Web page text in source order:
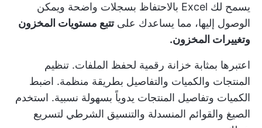
يسمح لك Excel بالاحتفاظ بسجلات واضحة ويمكن
الوصول إليها، مما يساعدك علىتتبع مستويات المخزون
وتغييرات المخزون.
اعتبرها بمثابة خزانة رقمية لحفظ الملفات. تنظيم
المنتجات والكميات والتفاصيل بطريقة منظمة. اضبط
الكميات وتفاصيل المنتجات يدوياً بسهولة نسبية. استخدم
الصيغ والقوائم المنسدلة والتنسيق الشرطي لتسريع